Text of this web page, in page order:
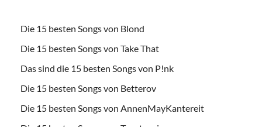
Die 15 besten Songs von Blond
Die 15 besten Songs von Take That
Das sind die 15 besten Songs von P!nk
Die 15 besten Songs von Betterov
Die 15 besten Songs von AnnenMayKantereit